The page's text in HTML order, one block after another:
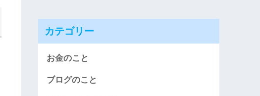
カテゴリー
お金のこと
ブログのこと